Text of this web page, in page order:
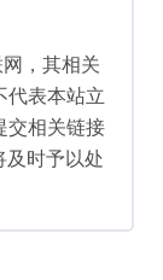
网，其相关
代表本站立
交相关链接
及时予以处